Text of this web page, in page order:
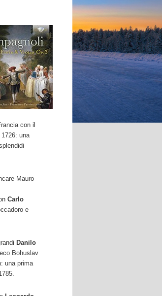
con il
1726: una
Mauro
Carlo
e
Danilo
Bohuslav
una prima